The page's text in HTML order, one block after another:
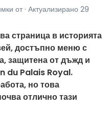
от · Актуализирано 29
страница в историята
достъпно меню с
защитена от дъжд и
du Palais Royal.
но това
отлично тази